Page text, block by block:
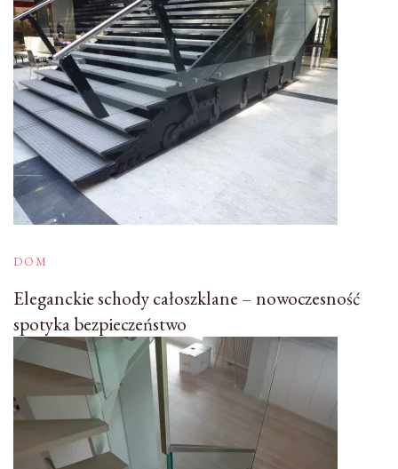
DOM
Eleganckie schody całoszklane – nowoczesność
spotyka bezpieczeństwo